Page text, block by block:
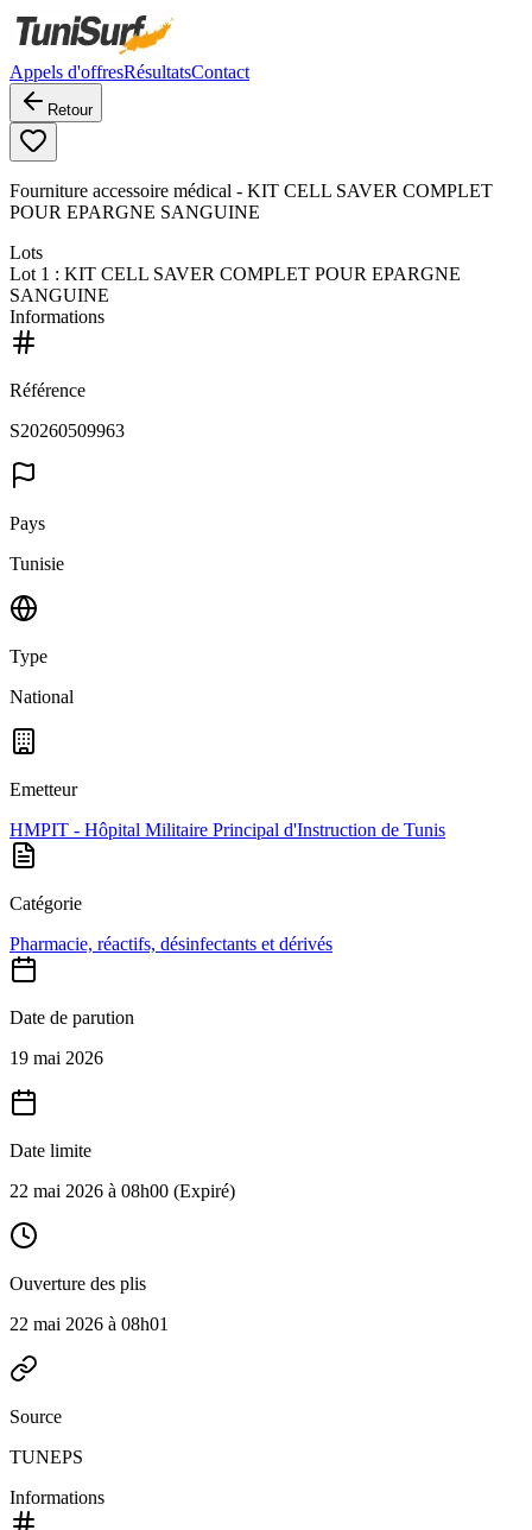
Appels d'offresRésultatsContact
Retour
Fourniture accessoire médical - KIT CELL SAVER COMPLET
POUR EPARGNE SANGUINE
Lots
Lot 1 : KIT CELL SAVER COMPLET POUR EPARGNE
SANGUINE
Informations
Référence
S20260509963
Pays
Tunisie
Type
National
Emetteur
HMPIT - Hôpital Militaire Principal d'Instruction de Tunis
Catégorie
Pharmacie, réactifs, désinfectants et dérivés
Date de parution
19 mai 2026
Date limite
22 mai 2026 à 08h00 (Expiré)
Ouverture des plis
22 mai 2026 à 08h01
Source
TUNEPS
Informations